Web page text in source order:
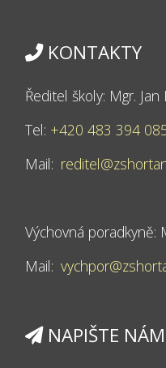
KONTAKTY
Ředitel školy: Mgr.
Tel: +420 483 394
Mail:
Výchovná poradkyně:
Mail:
NAPIŠTE NÁM